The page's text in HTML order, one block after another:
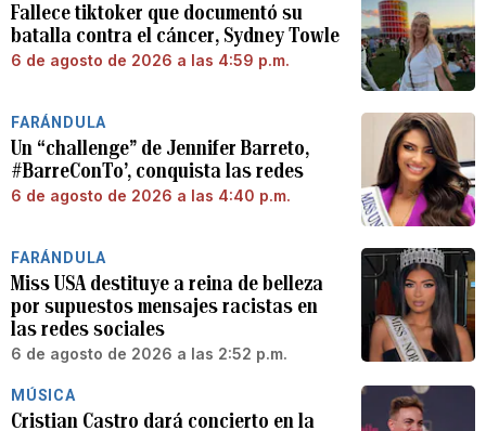
Fallece tiktoker que documentó su
batalla contra el cáncer, Sydney Towle
6 de agosto de 2026 a las 4:59 p.m.
FARÁNDULA
Un “challenge” de Jennifer Barreto,
#BarreConTo’, conquista las redes
6 de agosto de 2026 a las 4:40 p.m.
FARÁNDULA
Miss USA destituye a reina de belleza
por supuestos mensajes racistas en
las redes sociales
6 de agosto de 2026 a las 2:52 p.m.
MÚSICA
Cristian Castro dará concierto en la